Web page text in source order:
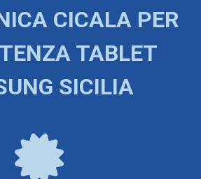
CICALA PER
TABLET
SICILIA